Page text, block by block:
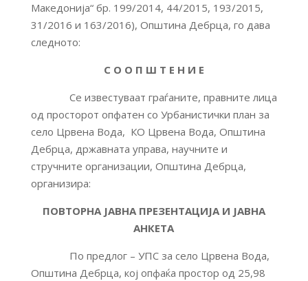
Македонија“ бр. 199/2014, 44/2015, 193/2015,
31/2016 и 163/2016), Општина Дебрца, го дава
следното:
С О О П Ш Т Е Н И Е
Се известуваат граѓаните, правните лица
од просторот опфатен со Урбанистички план за
село Црвена Вода, КО Црвена Вода, Општина
Дебрца, државната управа, научните и
стручните организации, Општина Дебрца,
организира:
ПОВТОРНА ЈАВНА ПРЕЗЕНТАЦИЈА И ЈАВНА
АНКЕТА
По предлог – УПС за село Црвена Вода,
Општина Дебрца, кој опфаќа простор од 25,98